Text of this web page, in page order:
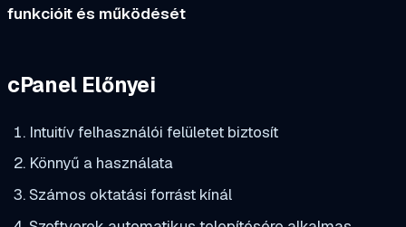
funkcióit és működését
cPanel Előnyei
Intuitív felhasználói felületet biztosít
Könnyű a használata
Számos oktatási forrást kínál